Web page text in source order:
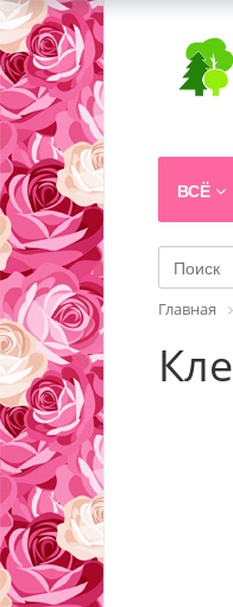
ВСЁ
Главная